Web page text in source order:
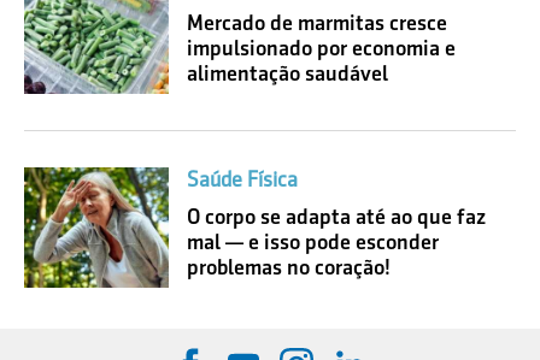
Mercado de marmitas cresce
impulsionado por economia e
alimentação saudável
Saúde Física
O corpo se adapta até ao que faz
mal — e isso pode esconder
problemas no coração!